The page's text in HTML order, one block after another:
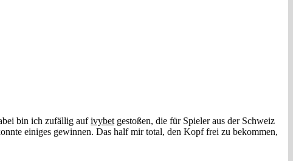
bin ich zufällig aufivybet gestoßen, die für Spieler aus der Schweiz
einiges gewinnen. Das half mir total, den Kopf frei zu bekommen,